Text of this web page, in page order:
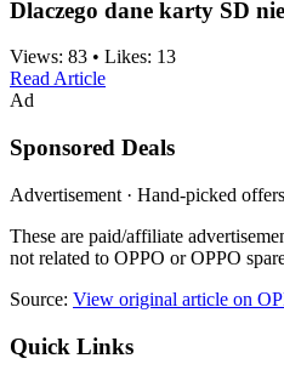
Dlaczego dane karty SD
Views: 83 • Likes: 13
Read Article
Ad
Sponsored Deals
Advertisement · Hand-picked
These are paid/affiliate
not related to OPPO or OPPO
Source: View original article on
Quick Links